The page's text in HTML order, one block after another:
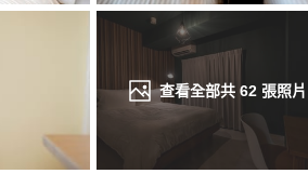
查看全部共 62張照片